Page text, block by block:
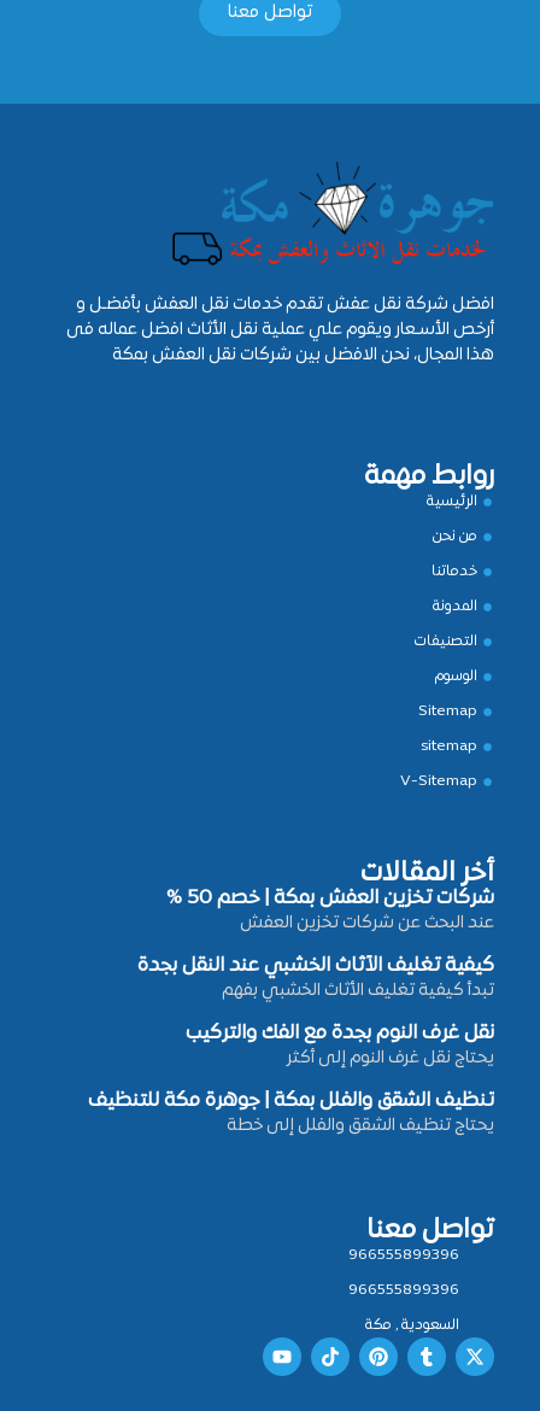
تواصل معنا
افضل شركة نقل عفش تقدم خدمات نقل العفش بأفضـل و
أرخص الأسـعار ويقوم علي عملية نقل الأثاث افضل عماله فى
هذا المجال، نحن الافضل بين شركات نقل العفش بمكة
روابط مهمة
الرئيسية
من نحن
خدماتنا
المدونة
التصنيفات
الوسوم
Sitemap
sitemap
V-Sitemap
أخر المقالات
شركات تخزين العفش بمكة | خصم 50 %
عند البحث عن شركات تخزين العفش
كيفية تغليف الأثاث الخشبي عند النقل بجدة
تبدأ كيفية تغليف الأثاث الخشبي بفهم
نقل غرف النوم بجدة مع الفك والتركيب
يحتاج نقل غرف النوم إلى أكثر
تنظيف الشقق والفلل بمكة | جوهرة مكة للتنظيف
يحتاج تنظيف الشقق والفلل إلى خطة
تواصل معنا
966555899396
966555899396
السعودية , مكة
X
-
T
u
P
i
T
i
Y
o